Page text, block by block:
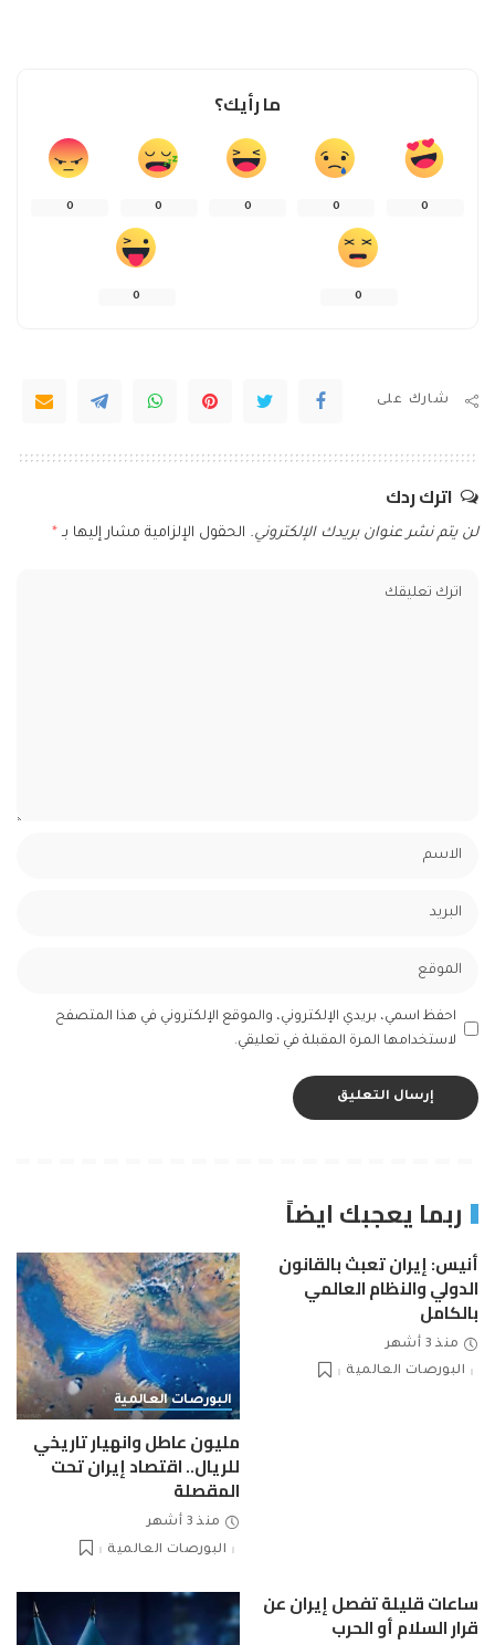
ما رأيك؟
0
0
0
0
0
0
0
شارك على
اترك ردك
لن يتم نشر عنوان بريدك الإلكتروني. الحقول الإلزامية مشار إليها بـ *
احفظ اسمي، بريدي الإلكتروني، والموقع الإلكتروني في هذا المتصفح
لاستخدامها المرة المقبلة في تعليقي.
ربما يعجبك ايضاً
أنيس: إيران تعبث بالقانون
الدولي والنظام العالمي
بالكامل
منذ 3 أشهر
البورصات العالمية
البورصات العالمية
مليون عاطل وانهيار تاريخي
للريال.. اقتصاد إيران تحت
المقصلة
منذ 3 أشهر
البورصات العالمية
ساعات قليلة تفصل إيران عن
قرار السلام أو الحرب